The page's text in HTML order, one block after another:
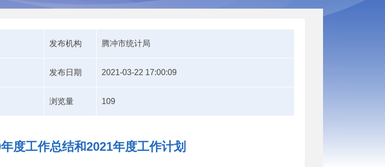
发布机构 腾冲市统计局
发布日期 2021-03-22 17:00:09
浏览量 109
度工作总结和2021年度工作计划